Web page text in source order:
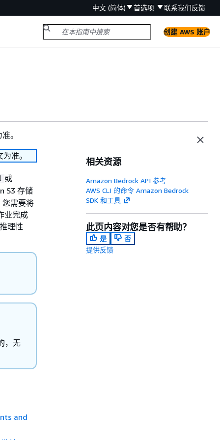
中文 (简体) 首选项 联系我们反馈
创建 AWS 账户
。
准。
或
S3 存储
您需要将
业完成
理性
，无
and
相关资源
Amazon Bedrock API 参考
AWS CLI 的命令 Amazon Bedrock
SDK 和工具
此页内容对您是否有帮助？
是
否
提供反馈